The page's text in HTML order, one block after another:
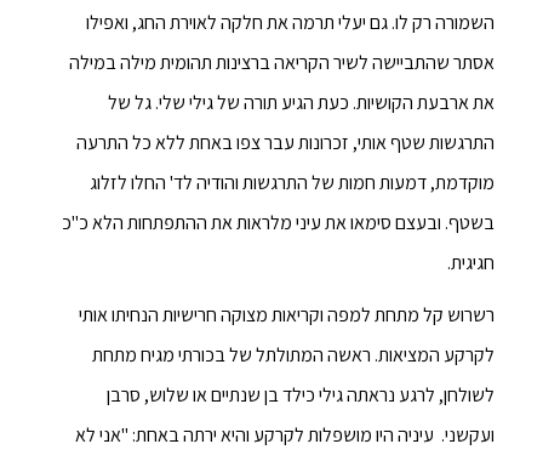
השמורה רק לו. גם יעלי תרמה את חלקה לאוירת החג, ואפילו
אסתר שהתביישה לשיר הקריאה ברצינות תהומית מילה במילה
את ארבעת הקושיות. כעת הגיע תורה של גילי שלי. גל של
התרגשות שטף אותי, זכרונות עבר צפו באחת ללא כל התרעה
מוקדמת, דמעות חמות של התרגשות והודיה לד' החלו לזלוג
בשטף. ובעצם סימאו את עיני מלראות את ההתפתחות הלא כ"כ
חגיגית.
רשרוש קל מתחת למפה וקריאות מצוקה חרישיות הנחיתו אותי
לקרקע המציאות. ראשה המתולתל של בכורתי מגיח מתחת
לשולחן, לרגע נראתה גילי כילד בן שנתיים או שלוש, סרבן
ועקשני. עיניה היו מושפלות לקרקע והיא ירתה באחת: "אני לא